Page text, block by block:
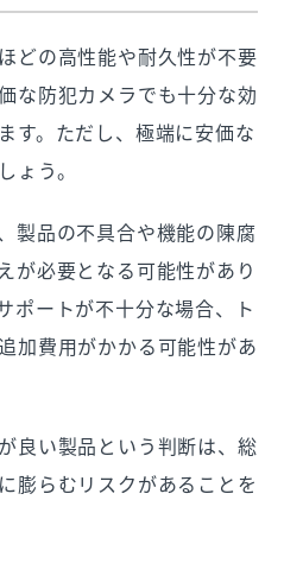
どの高性能や耐久性が不要
な防犯カメラでも十分な効
す。ただし、極端に安価な
ょう。
製品の不具合や機能の陳腐
が必要となる可能性があり
ポートが不十分な場合、ト
加費用がかかる可能性があ
良い製品という判断は、総
膨らむリスクがあることを